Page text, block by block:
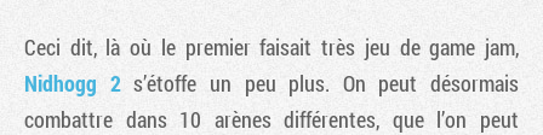
Ceci dit, là où le premier faisait très jeu de game jam,
Nidhogg 2s’étoffe un peu plus. On peut désormais
combattre dans 10 arènes différentes, que l’on peut